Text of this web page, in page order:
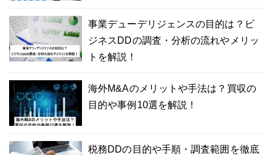
事業デューデリジェンスの目的は？ビ
ジネスDDの調査・分析の流れやメリッ
トを解説！
海外M&Aのメリットや手法は？買収の
目的や事例10選を解説！
税務DDの目的や手順・調査範囲を徹底